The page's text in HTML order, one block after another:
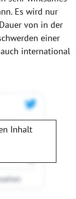
Es wird nur
von in der
einer
international
Inhalt